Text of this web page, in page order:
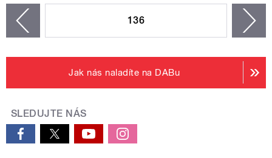
136
Jak nás naladíte na DABu
SLEDUJTE NÁS